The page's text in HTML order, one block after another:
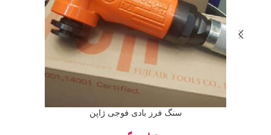
سنگ فرز بادی فوجی ژاپن